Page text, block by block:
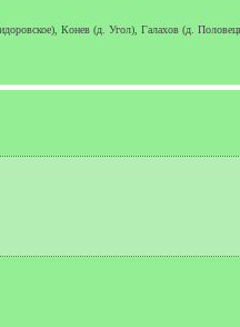
Конев (д. Угол), Галахов (д.